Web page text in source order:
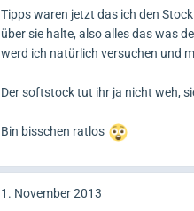
Tipps waren jetzt das ich den
über sie halte, also alles das was
werd ich natürlich versuchen und
Der softstock tut ihr ja nicht weh,
Bin bisschen ratlos
1. November 2013